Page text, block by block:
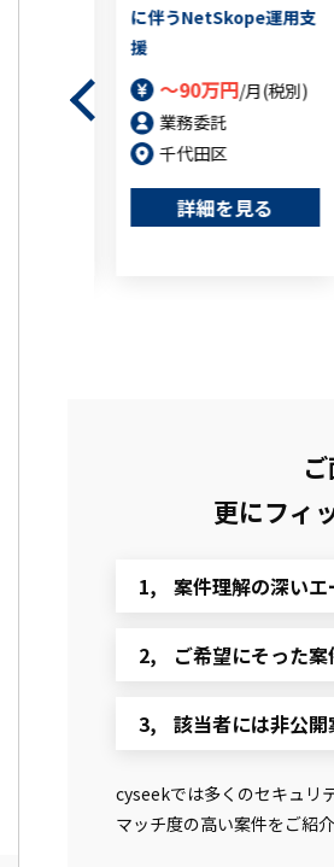
に伴うNetSkope運用支
援
～90万円/月(税別)
業務委託
千代田区
詳細を見る
更にフィ
案件理解の深いエ
ご希望にそった
該当者には非公
cyseekでは多くのセキュリ
マッチ度の高い案件をご紹